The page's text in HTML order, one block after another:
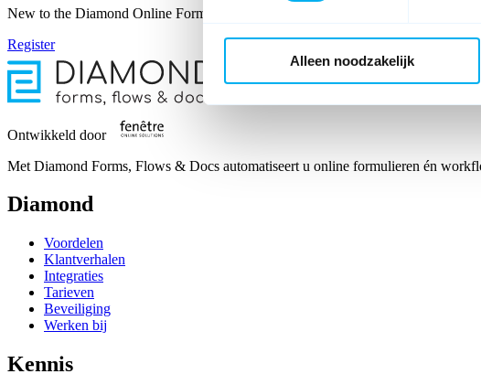
Alleen noodzakelijk
New to the Diamond Online Forms member area? As a Diamond user you can
Register
Ontwikkeld door
Met Diamond Forms, Flows & Docs automatiseert u online formulieren én
Diamond
Voordelen
Klantverhalen
Integraties
Tarieven
Beveiliging
Werken bij
Kennis